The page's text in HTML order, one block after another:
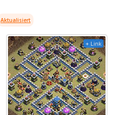
Aktualisiert
+ Link